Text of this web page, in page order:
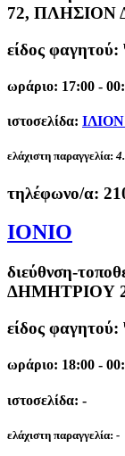
72, ΠΛΗΣΙΟΝ
είδος
ωράριο: 17:00 -
ιστοσελίδα:
ελάχιστη παραγγελία:
τηλέφωνο/α:
ΙΟΝΙΟ
διεύθνση-
ΔΗΜΗΤΡΙΟΥ
είδος
ωράριο: 18:00 -
ιστοσελίδα: -
ελάχιστη παραγγελία: -